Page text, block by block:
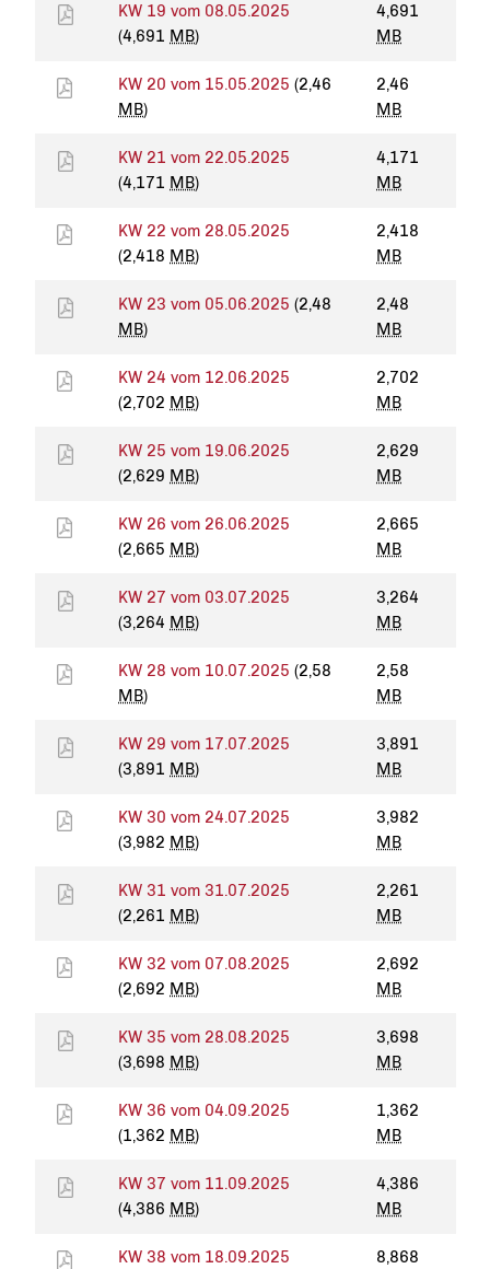
KW 19 vom 08.05.2025
(4,691 MB)
4,691
MB
KW 20 vom 15.05.2025 (2,46
MB)
2,46
MB
KW 21 vom 22.05.2025
(4,171 MB)
4,171
MB
KW 22 vom 28.05.2025
(2,418 MB)
2,418
MB
KW 23 vom 05.06.2025 (2,48
MB)
2,48
MB
KW 24 vom 12.06.2025
(2,702 MB)
2,702
MB
KW 25 vom 19.06.2025
(2,629 MB)
2,629
MB
KW 26 vom 26.06.2025
(2,665 MB)
2,665
MB
KW 27 vom 03.07.2025
(3,264 MB)
3,264
MB
KW 28 vom 10.07.2025 (2,58
MB)
2,58
MB
KW 29 vom 17.07.2025
(3,891 MB)
3,891
MB
KW 30 vom 24.07.2025
(3,982 MB)
3,982
MB
KW 31 vom 31.07.2025
(2,261 MB)
2,261
MB
KW 32 vom 07.08.2025
(2,692 MB)
2,692
MB
KW 35 vom 28.08.2025
(3,698 MB)
3,698
MB
KW 36 vom 04.09.2025
(1,362 MB)
1,362
MB
KW 37 vom 11.09.2025
(4,386 MB)
4,386
MB
KW 38 vom 18.09.2025
8,868